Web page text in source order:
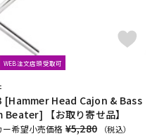
WEB注文店頭受取可
[Hammer Head Cajon & Bass
Beater] 【お取り寄せ品】
ー希望小売価格 ¥5,280 （税込）